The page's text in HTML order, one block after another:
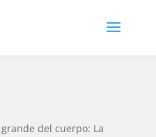
del cuerpo: La